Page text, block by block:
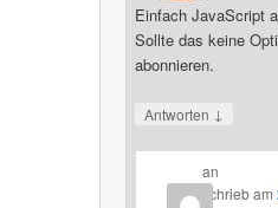
Einfach JavaScript
Sollte das keine
abonnieren.
Antworten ↓
an
schriebam